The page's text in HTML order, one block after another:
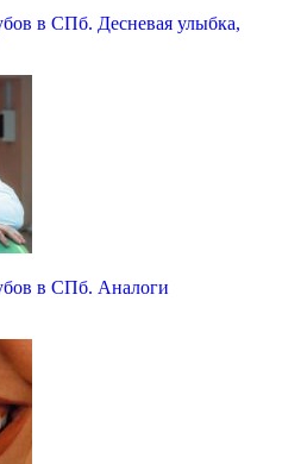
в СПб. Десневая улыбка,
в СПб. Аналоги